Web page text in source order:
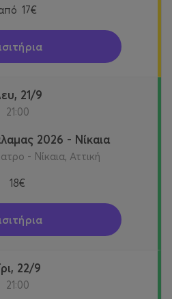
17€
Δευ, 21/9
21:00
2026 - Νίκαια
- Νίκαια, Αττική
18€
Τρι, 22/9
21:00